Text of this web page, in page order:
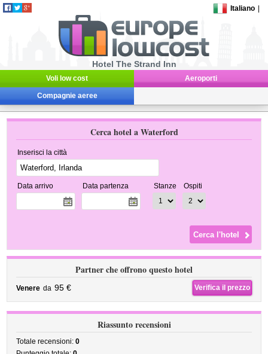
Italiano
Hotel The Strand Inn
Voli low cost Aeroporti
Compagnie aeree
Cerca hotel a Waterford
Inserisci la città
Data arrivo Data partenza Stanze Ospiti
Partner che offrono questo hotel
Venere da 95 € Verifica il prezzo
Riassunto recensioni
Totale recensioni:0